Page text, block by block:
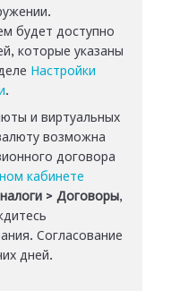
будет доступно
которые указаны
Настройки
.
и виртуальных
возможна
договора
кабинете
> Договоры,
Согласование
дней.